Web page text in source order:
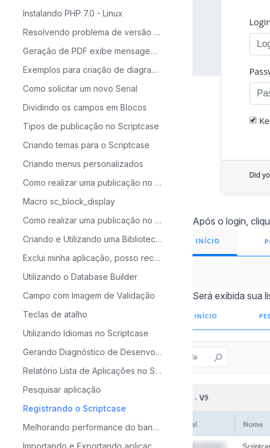
Instalando PHP 7.0 - Linux
Resolvendo problema de versão do Source Guardian
Geração de PDF exibe mensagem: 'Not Found'
Exemplos para criação de diagramas
Como solicitar um novo Serial
Dividindo os campos em Blocos
Tipos de publicação no Scriptcase
Criando temas para o Scriptcase
Criando menus personalizados
Como realizar uma publicação no Scriptcase - Avançada
Macro sc_block_display
Como realizar uma publicação no Scriptcase - Típica
Criando e Utilizando uma Biblioteca no Scriptcase
Exclui minha aplicação, posso recuperá-la?
Utilizando o Database Builder
Campo com Imagem de Validação
Teclas de atalho
Utilizando Idiomas no Scriptcase
Gerando Diagnóstico de Desenvolvimento
Relatório Lista de Aplicações no Scriptcase
Pesquisar aplicação
Registrando o Scriptcase
Melhorando performance do banco de dados com MySQL Tuner
Importando e Exportando aplicações no Scriptcase
Após o login,
Será exibida sua